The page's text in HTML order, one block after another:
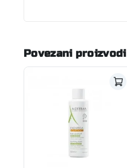
Povezani proizvodi